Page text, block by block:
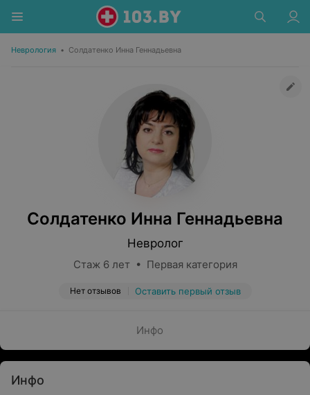
Неврология • Солдатенко Инна Геннадьевна
Солдатенко Инна Геннадьевна
Невролог
Стаж 6 лет • Первая категория
Нет отзывов Оставить первый отзыв
Инфо
Инфо